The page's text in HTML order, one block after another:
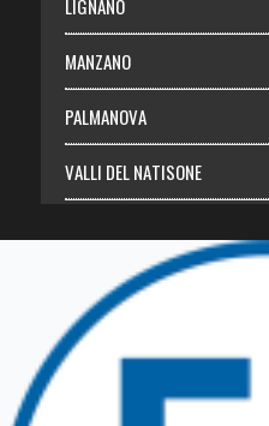
LIGNANO
MANZANO
PALMANOVA
VALLI DEL NATISONE
TRICESIMO
TARCENTO
GEMONA DEL FRIULI